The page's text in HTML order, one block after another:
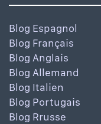
Blog Espagnol
Blog Français
Blog Anglais
Blog Allemand
Blog Italien
Blog Portugais
Blog Rrusse